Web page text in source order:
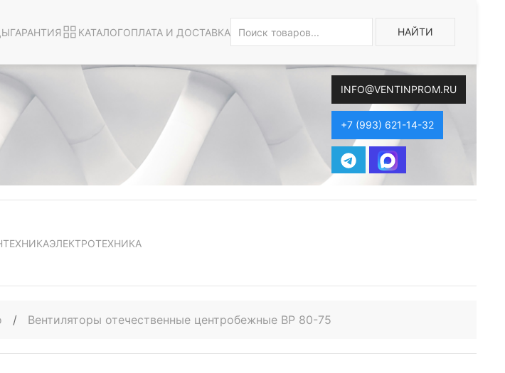
ГАРАНТИЯ КАТАЛОГОПЛАТА И ДОСТАВКА НАЙТИ
INFO@VENTINPROM.RU
+7 (993) 621-14-32
ЭЛЕКТРОТЕХНИКА
/ Вентиляторы отечественные центробежные ВР 80-75